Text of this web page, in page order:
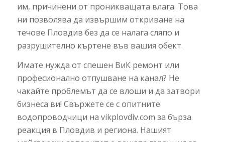
им, причинени от проникващата влага. Това
ни позволява да извършим откриване на
течове Пловдив без да се налага сляпо и
разрушително къртене във вашия обект.
Имате нужда от спешен ВиК ремонт или
професионално отпушване на канал? Не
чакайте проблемът да се влоши и да затвори
бизнеса ви! Свържете се с опитните
водопроводчици на vikplovdiv.com за бърза
реакция в Пловдив и региона. Нашият